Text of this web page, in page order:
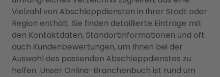
Vielzahl von Abschleppdiensten in Ihrer Stadt oder
Region enthält. Sie finden detaillierte Einträge mit
den Kontaktdaten, Standortinformationen und oft
auch Kundenbewertungen, um Ihnen bei der
Auswahl des passenden Abschleppdienstes zu
helfen. Unser Online-Branchenbuch ist rund um